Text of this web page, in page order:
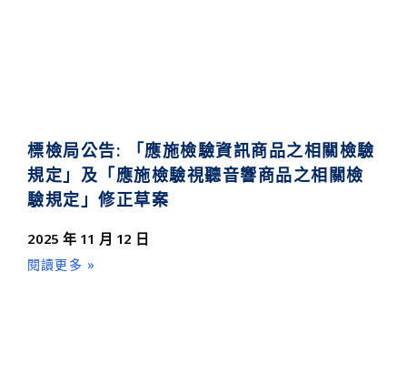
標檢局公告: 「應施檢驗資訊商品之相關檢驗
規定」及「應施檢驗視聽音響商品之相關檢
驗規定」修正草案
2025 年 11 月 12 日
閱讀更多 »